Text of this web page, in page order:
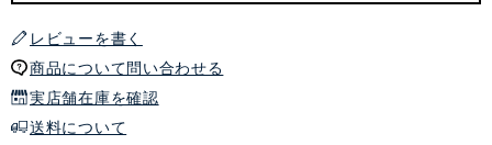
レビューを書く
商品について問い合わせる
実店舗在庫を確認
送料について